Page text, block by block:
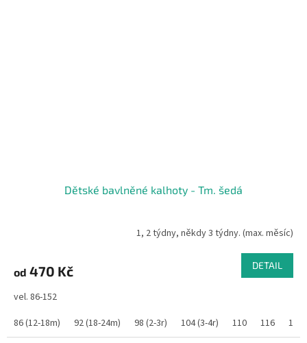
Dětské bavlněné kalhoty - Tm. šedá
1, 2 týdny, někdy 3 týdny. (max. měsíc)
od 470 Kč DETAIL
vel. 86-152
86 (12-18m)
92 (18-24m) 98 (2-3r) 104 (3-4r) 110 116 122